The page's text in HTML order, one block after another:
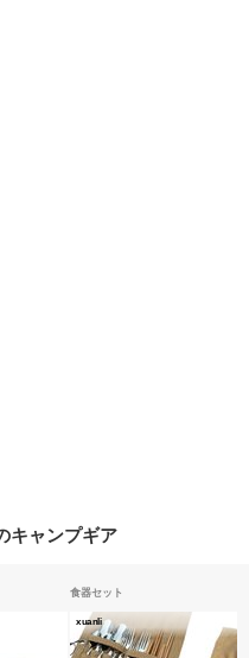
キャンプギア
食器セット
xuanli